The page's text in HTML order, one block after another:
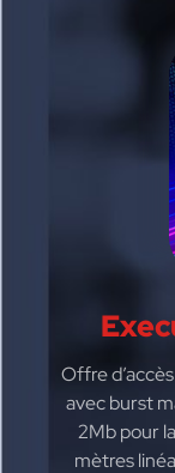
Offre
avec burst
2Mb pour
mètres